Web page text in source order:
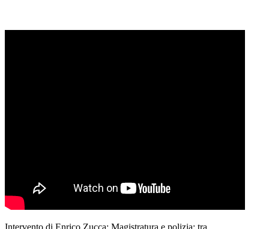
Intervento di Enrico Zucca: Magistratura e polizia: tra